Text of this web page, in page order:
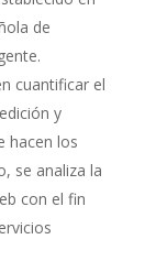
de
cuantificar el
y
hacen los
se analiza la
con el fin